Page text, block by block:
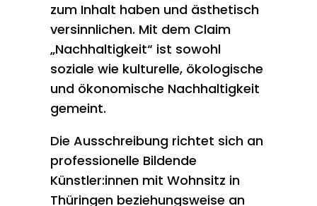
zum Inhalt haben und ästhetisch
versinnlichen. Mit dem Claim
„Nachhaltigkeit“ ist sowohl
soziale wie kulturelle, ökologische
und ökonomische Nachhaltigkeit
gemeint.
Die Ausschreibung richtet sich an
professionelle Bildende
Künstler:innen mit Wohnsitz in
Thüringen beziehungsweise an